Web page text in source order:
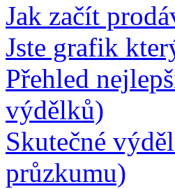
Jak začít
Jste grafik
Přehled
výdělků)
Skutečné
průzkumu)